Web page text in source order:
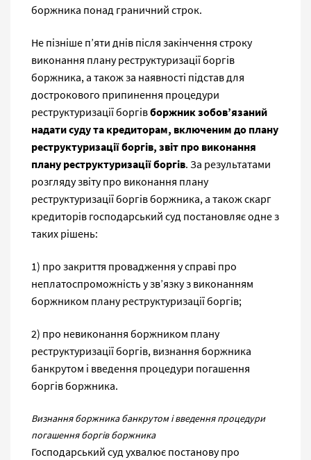
боржника понад граничний строк.
Не пізніше п’яти днів після закінчення строку
виконання плану реструктуризації боргів
боржника, а також за наявності підстав для
дострокового припинення процедури
реструктуризації боргівборжник зобов’язаний
надати суду та кредиторам, включеним до плану
реструктуризації боргів, звіт про виконання
плану реструктуризації боргів. За результатами
розгляду звіту про виконання плану
реструктуризації боргів боржника, а також скарг
кредиторів господарський суд постановляє одне з
таких рішень:
1) про закриття провадження у справі про
неплатоспроможність у зв’язку з виконанням
боржником плану реструктуризації боргів;
2) про невиконання боржником плану
реструктуризації боргів, визнання боржника
банкрутом і введення процедури погашення
боргів боржника.
Визнання боржника банкрутом і введення процедури
погашення боргів боржника
Господарський суд ухвалює постанову про